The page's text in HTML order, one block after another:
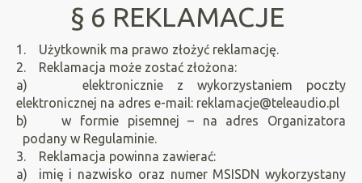
§ 6 REKLAMACJE
1. Użytkownik ma prawo złożyć reklamację.
2. Reklamacja może zostać złożona:
a) elektronicznie z wykorzystaniem poczty
elektronicznej na adres e-mail: reklamacje@teleaudio.pl
b) w formie pisemnej – na adres Organizatora
podany w Regulaminie.
3. Reklamacja powinna zawierać:
a) imię i nazwisko oraz numer MSISDN wykorzystany